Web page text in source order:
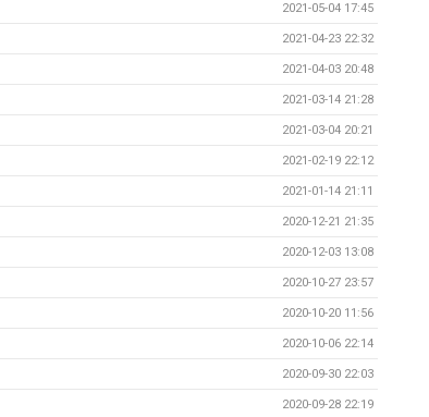
2021-05-04 17:45
2021-04-23 22:32
2021-04-03 20:48
2021-03-14 21:28
2021-03-04 20:21
2021-02-19 22:12
2021-01-14 21:11
2020-12-21 21:35
2020-12-03 13:08
2020-10-27 23:57
2020-10-20 11:56
2020-10-06 22:14
2020-09-30 22:03
2020-09-28 22:19